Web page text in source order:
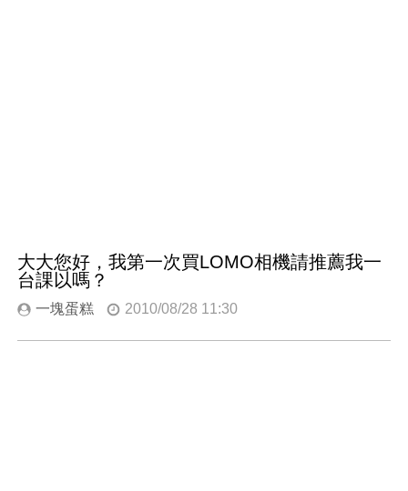
大大您好，我第一次買LOMO相機請推薦我一
台課以嗎？
一塊蛋糕 2010/08/28 11:30